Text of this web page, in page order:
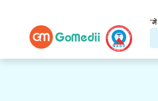
*में